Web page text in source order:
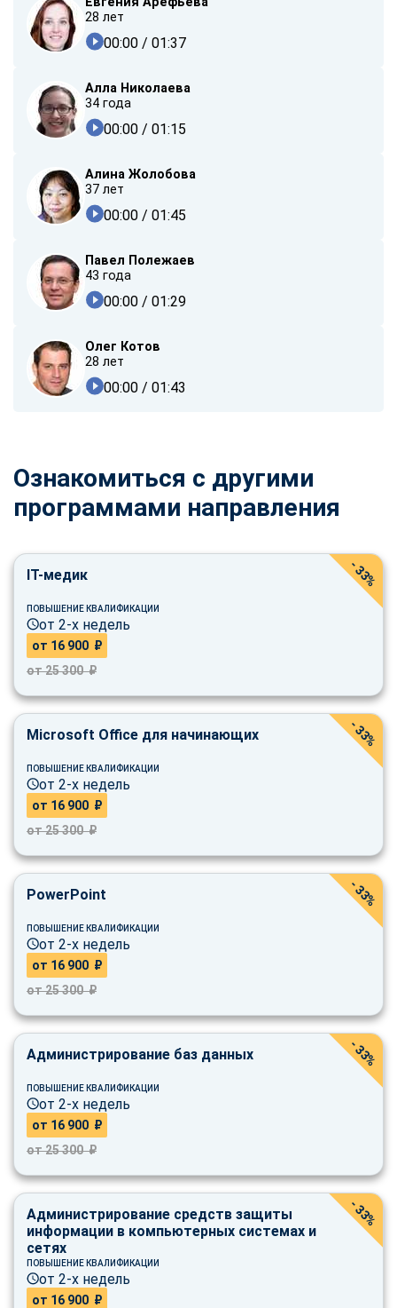
28 лет
00:00 / 01:37
Алла Николаева
34 года
00:00 / 01:15
Алина Жолобова
37 лет
00:00 / 01:45
Павел Полежаев
43 года
00:00 / 01:29
Олег Котов
28 лет
00:00 / 01:43
Ознакомиться с другими
программами направления
IT-медик
ПОВЫШЕНИЕ КВАЛИФИКАЦИИ
от 2-х недель
от 16 900 ₽
от 25 300 ₽
- 33%
Microsoft Office для начинающих
ПОВЫШЕНИЕ КВАЛИФИКАЦИИ
от 2-х недель
от 16 900 ₽
от 25 300 ₽
- 33%
PowerPoint
ПОВЫШЕНИЕ КВАЛИФИКАЦИИ
от 2-х недель
от 16 900 ₽
от 25 300 ₽
- 33%
Администрирование баз данных
ПОВЫШЕНИЕ КВАЛИФИКАЦИИ
от 2-х недель
от 16 900 ₽
от 25 300 ₽
- 33%
Администрирование средств защиты
информации в компьютерных системах и
сетях
ПОВЫШЕНИЕ КВАЛИФИКАЦИИ
от 2-х недель
от 16 900 ₽
- 33%